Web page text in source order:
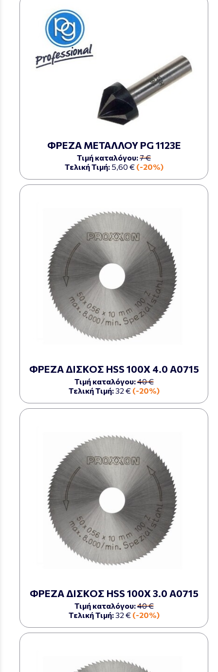
ΦΡΕΖΑ ΜΕΤΑΛΛΟΥ PG 1123Ε
Τιμή καταλόγου:7 €
Τελική Τιμή: 5,60 € (-20%)
ΦΡΕΖΑ ΔΙΣΚΟΣ HSS 100Χ 4.0 Α0715
Τιμή καταλόγου:40 €
Τελική Τιμή:32 € (-20%)
ΦΡΕΖΑ ΔΙΣΚΟΣ HSS 100Χ 3.0 Α0715
Τιμή καταλόγου:40 €
Τελική Τιμή:32 € (-20%)